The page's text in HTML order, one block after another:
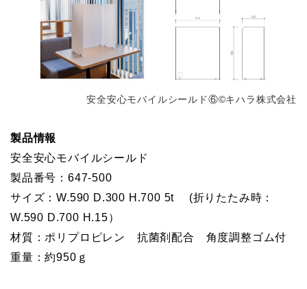
安全安心モバイルシールド⑥©キハラ株式会社
製品情報
安全安心モバイルシールド
製品番号：647-500
サイズ：W.590 D.300 H.700 5t (折りたたみ時：
W.590 D.700 H.15）
材質：ポリプロピレン 抗菌剤配合 角度調整ゴム付
重量：約950ｇ